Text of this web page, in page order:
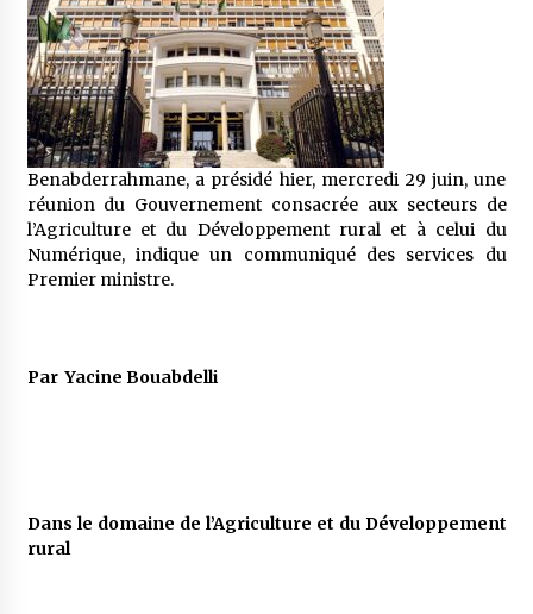
5 ans ago
Rencontre nocturne dans le désert (Un conte
touareg)
5 ans ago
Un conte targui/ Quand la tête est vide
5 ans ago
Tradition orale/ D’où viennent les contes et à
Benabderrahmane, a présidé hier, mercredi 29 juin, une
réunion du Gouvernement consacrée aux secteurs de
l’Agriculture et du Développement rural et à celui du
Numérique, indique un communiqué des services du
Premier ministre.
Par Yacine Bouabdelli
Dans le domaine de l’Agriculture et du Développement
rural